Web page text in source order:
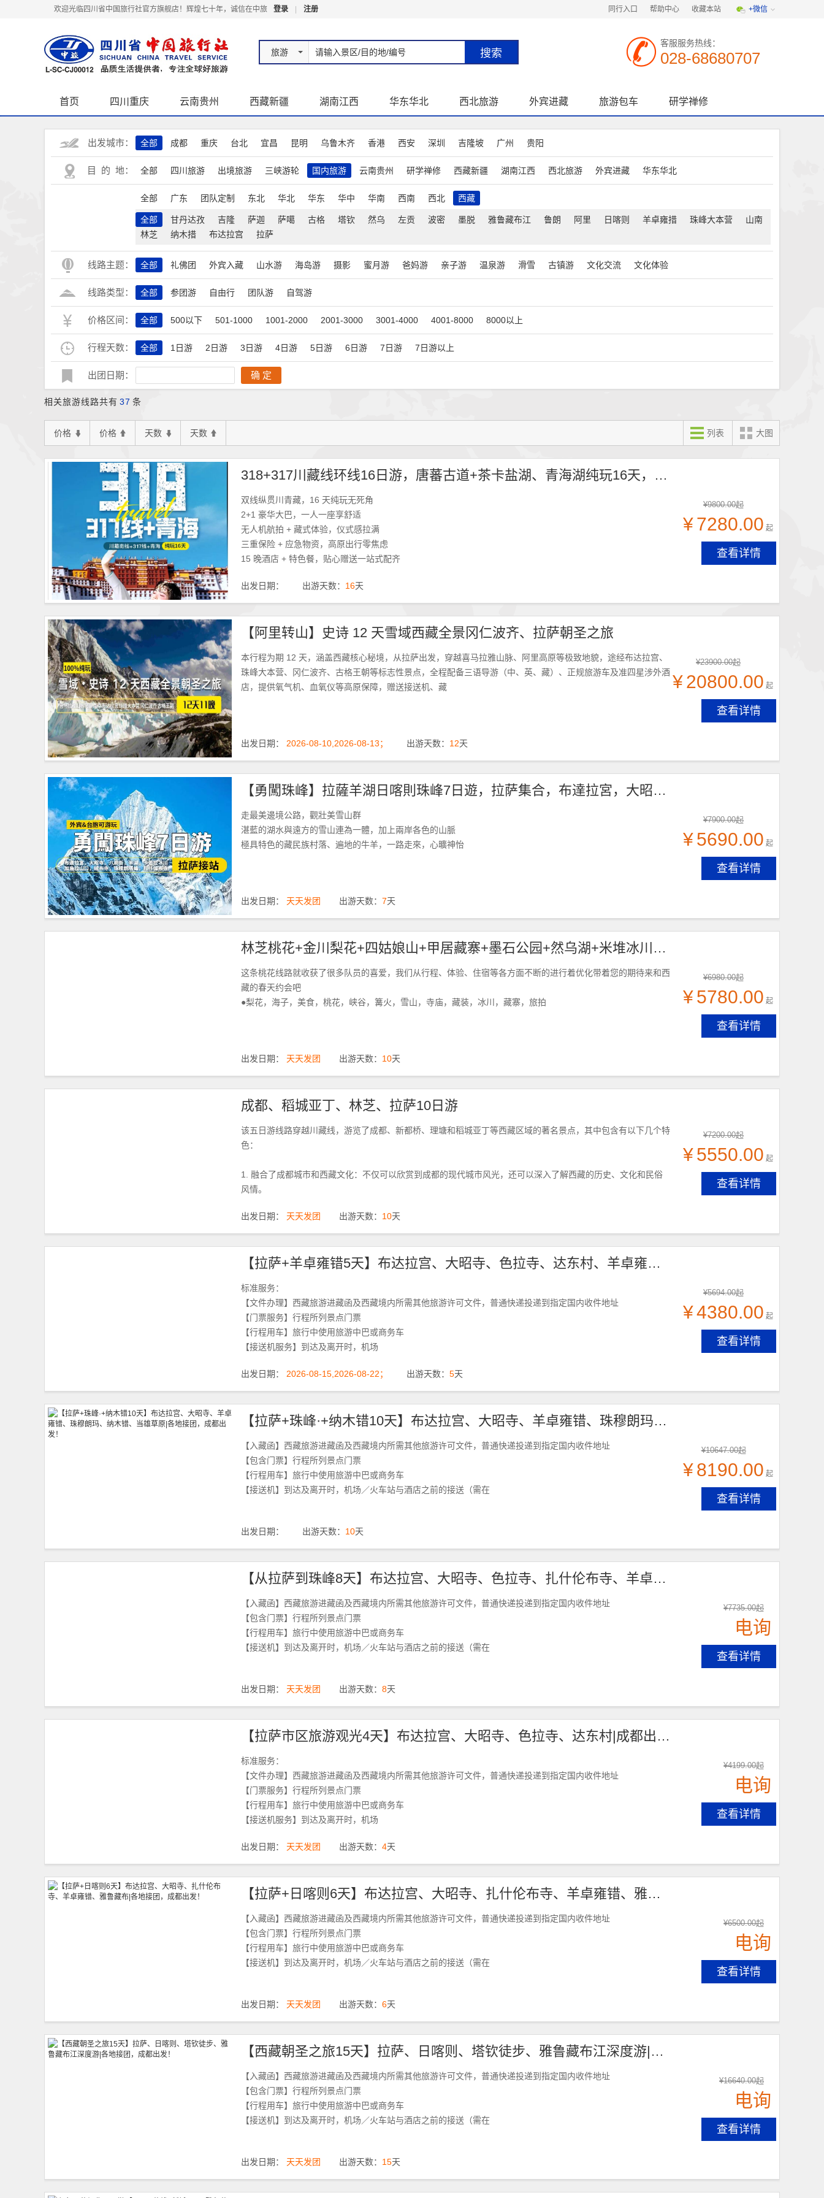
欢迎光临四川省中国旅行社官方旗舰店！辉煌七十年，诚信在中旅 登录 注册 同行入口 帮助中心 收藏本站 +微信
旅游
客服服务热线：
028-68680707
首页 四川重庆 云南贵州 西藏新疆 湖南江西 华东华北 西北旅游 外宾进藏 旅游包车 研学禅修
关于我们
出发城市：
全部 成都 重庆 台北 宜昌 昆明 乌鲁木齐 香港 西安 深圳 吉隆坡 广州 贵阳
目 的 地： 全部 四川旅游 出境旅游 三峡游轮 国内旅游 云南贵州 研学禅修 西藏新疆 湖南江西 西北旅游 外宾进藏 华东华北
全部 广东 团队定制 东北 华北 华东 华中 华南 西南 西北 西藏
全部 甘丹达孜 吉隆 萨迦 萨噶 古格 塔钦 然乌 左贡 波密 墨脱 雅鲁藏布江 鲁朗 阿里 日喀则 羊卓雍措 珠峰大本营
山南
林芝
纳木措 布达拉宫 拉萨
线路主题： 全部 礼佛团 外宾入藏 山水游 海岛游 摄影 蜜月游 爸妈游 亲子游 温泉游 滑雪 古镇游 文化交流 文化体验
线路类型： 全部 参团游 自由行 团队游 自驾游
价格区间： 全部 500以下 501-1000 1001-2000 2001-3000 3001-4000 4001-8000 8000以上
行程天数： 全部 1日游 2日游 3日游 4日游 5日游 6日游 7日游 7日游以上
出团日期： 确 定
相关旅游线路共有 37 条
价格 价格 天数 天数 列表 大图
出发日期： 出游天数： 16天
318+317川藏线环线16日游，唐蕃古道+茶卡盐湖、青海湖纯玩16天，全程2+1豪华大巴，成都出发
双线纵贯川青藏，16 天纯玩无死角
2+1 豪华大巴，一人一座享舒适
无人机航拍 + 藏式体验，仪式感拉满
三重保险 + 应急物资，高原出行零焦虑
15 晚酒店 + 特色餐，贴心赠送一站式配齐
¥9800.00起
¥7280.00 起
查看详情
出发日期： 2026-08-10,2026-08-13； 出游天数： 12天
【阿里转山】史诗 12 天雪域西藏全景冈仁波齐、拉萨朝圣之旅
本行程为期 12 天，涵盖西藏核心秘境，从拉萨出发，穿越喜马拉雅山脉、阿里高原等极致地貌，途经布达拉宫、
珠峰大本营、冈仁波齐、古格王朝等标志性景点，全程配备三语导游（中、英、藏）、正规旅游车及准四星涉外酒
店，提供氧气机、血氧仪等高原保障，赠送接送机、藏
¥23900.00起
¥20800.00 起
查看详情
出发日期： 天天发团 出游天数： 7天
【勇闖珠峰】拉薩羊湖日喀則珠峰7日遊，拉萨集合，布達拉宮，大昭寺，八廓街，羊湖，卡若拉冰川，日喀則，加烏拉山口，絨布寺，珠穆朗瑪峰，扎什倫布寺
走最美邊境公路，觀壯美雪山群
湛藍的湖水與遠方的雪山連為一體，加上兩岸各色的山脈
極具特色的藏民族村落、遍地的牛羊，一路走來，心曠神怡
¥7900.00起
¥5690.00 起
查看详情
出发日期： 天天发团 出游天数： 10天
林芝桃花+金川梨花+四姑娘山+甲居藏寨+墨石公园+然乌湖+米堆冰川+雅鲁藏布大峡谷10日游，成都出发！
这条桃花线路就收获了很多队员的喜爱，我们从行程、体验、住宿等各方面不断的进行着优化带着您的期待来和西
藏的春天约会吧
●梨花，海子，美食，桃花，峡谷，篝火，雪山，寺庙，藏装，冰川，藏寨，旅拍
¥6980.00起
¥5780.00 起
查看详情
出发日期： 天天发团 出游天数： 10天
成都、稻城亚丁、林芝、拉萨10日游
该五日游线路穿越川藏线，游览了成都、新都桥、理塘和稻城亚丁等西藏区域的著名景点，其中包含有以下几个特
色：
1. 融合了成都城市和西藏文化：不仅可以欣赏到成都的现代城市风光，还可以深入了解西藏的历史、文化和民俗
风情。
¥7200.00起
¥5550.00 起
查看详情
出发日期： 2026-08-15,2026-08-22； 出游天数： 5天
【拉萨+羊卓雍错5天】布达拉宫、大昭寺、色拉寺、达东村、羊卓雍错|，拉萨接团！
标准服务：
【文件办理】西藏旅游进藏函及西藏境内所需其他旅游许可文件，普通快递投递到指定国内收件地址
【门票服务】行程所列景点门票
【行程用车】旅行中使用旅游中巴或商务车
【接送机服务】到达及离开时，机场
¥5694.00起
¥4380.00 起
查看详情
出发日期： 出游天数： 10天
【拉萨+珠峰·+纳木错10天】布达拉宫、大昭寺、羊卓雍错、珠穆朗玛、纳木错、当雄草原|各地接团，成都出发！
【入藏函】西藏旅游进藏函及西藏境内所需其他旅游许可文件，普通快递投递到指定国内收件地址
【包含门票】行程所列景点门票
【行程用车】旅行中使用旅游中巴或商务车
【接送机】到达及离开时，机场／火车站与酒店之前的接送（需在
¥10647.00起
¥8190.00 起
查看详情
出发日期： 天天发团 出游天数： 8天
【从拉萨到珠峰8天】布达拉宫、大昭寺、色拉寺、扎什伦布寺、羊卓雍错、珠穆朗玛峰|各地接团，成都出发！
【入藏函】西藏旅游进藏函及西藏境内所需其他旅游许可文件，普通快递投递到指定国内收件地址
【包含门票】行程所列景点门票
【行程用车】旅行中使用旅游中巴或商务车
【接送机】到达及离开时，机场／火车站与酒店之前的接送（需在
¥7735.00起
电询
查看详情
出发日期： 天天发团 出游天数： 4天
【拉萨市区旅游观光4天】布达拉宫、大昭寺、色拉寺、达东村|成都出发，各地接团！
标准服务：
【文件办理】西藏旅游进藏函及西藏境内所需其他旅游许可文件，普通快递投递到指定国内收件地址
【门票服务】行程所列景点门票
【行程用车】旅行中使用旅游中巴或商务车
【接送机服务】到达及离开时，机场
¥4199.00起
电询
查看详情
出发日期： 天天发团 出游天数： 6天
【拉萨+日喀则6天】布达拉宫、大昭寺、扎什伦布寺、羊卓雍错、雅鲁藏布|各地接团，成都出发！
【入藏函】西藏旅游进藏函及西藏境内所需其他旅游许可文件，普通快递投递到指定国内收件地址
【包含门票】行程所列景点门票
【行程用车】旅行中使用旅游中巴或商务车
【接送机】到达及离开时，机场／火车站与酒店之前的接送（需在
¥6500.00起
电询
查看详情
出发日期： 天天发团 出游天数： 15天
【西藏朝圣之旅15天】拉萨、日喀则、塔钦徒步、雅鲁藏布江深度游|各地接团，成都出发！
【入藏函】西藏旅游进藏函及西藏境内所需其他旅游许可文件，普通快递投递到指定国内收件地址
【包含门票】行程所列景点门票
【行程用车】旅行中使用旅游中巴或商务车
【接送机】到达及离开时，机场／火车站与酒店之前的接送（需在
¥16640.00起
电询
查看详情